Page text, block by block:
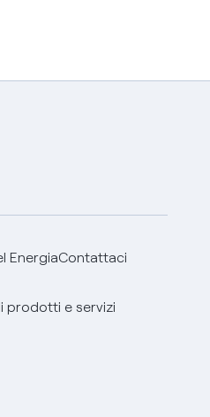
EnergiaContattaci
prodotti e servizi